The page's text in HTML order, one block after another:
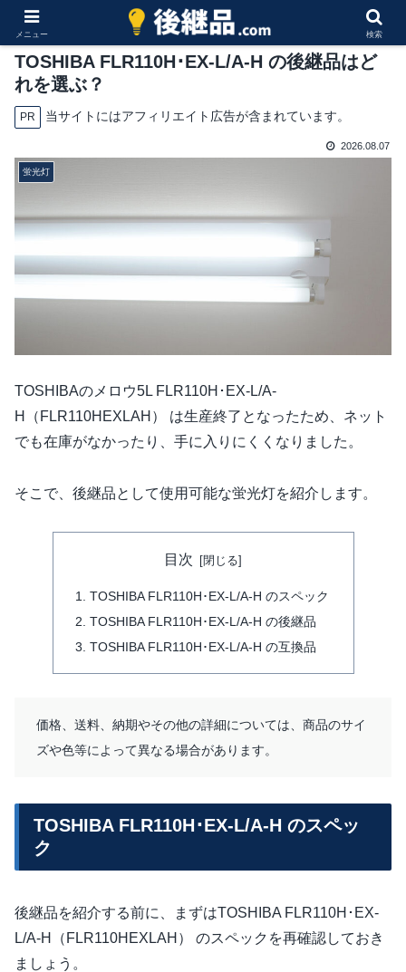
TOSHIBA FLR110H･EX-L/A-H の後継品はど
れを選ぶ？
PR 当サイトにはアフィリエイト広告が含まれています。
2026.08.07
蛍光灯
TOSHIBAのメロウ5L FLR110H･EX-L/A-
H（FLR110HEXLAH） は生産終了となったため、ネット
でも在庫がなかったり、手に入りにくくなりました。
そこで、後継品として使用可能な蛍光灯を紹介します。
目次
TOSHIBA FLR110H･EX-L/A-H のスペック
TOSHIBA FLR110H･EX-L/A-H の後継品
TOSHIBA FLR110H･EX-L/A-H の互換品
価格、送料、納期やその他の詳細については、商品のサイ
ズや色等によって異なる場合があります。
TOSHIBA FLR110H･EX-L/A-H のスペッ
ク
後継品を紹介する前に、まずはTOSHIBA FLR110H･EX-
L/A-H（FLR110HEXLAH） のスペックを再確認しておき
ましょう。
メニュー 検索